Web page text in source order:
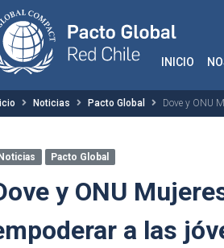
INICIO
Noticias Pacto Global Dove y ONU
Noticias Pacto Global
y ONU
a las